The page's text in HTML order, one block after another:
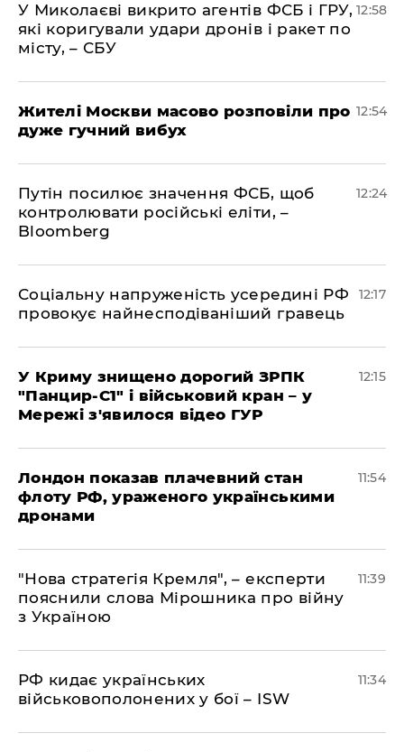
У Миколаєві викрито агентів ФСБ і ГРУ,
які коригували удари дронів і ракет по
місту, – СБУ
12:58
Жителі Москви масово розповіли про
дуже гучний вибух
12:54
Путін посилює значення ФСБ, щоб
контролювати російські еліти, –
Bloomberg
12:24
Соціальну напруженість усередині РФ
провокує найнесподіваніший гравець
12:17
У Криму знищено дорогий ЗРПК
"Панцир-С1" і військовий кран – у
Мережі з'явилося відео ГУР
12:15
Лондон показав плачевний стан
флоту РФ, ураженого українськими
дронами
11:54
"Нова стратегія Кремля", – експерти
пояснили слова Мірошника про війну
з Україною
11:39
РФ кидає українських
військовополонених у бої – ISW
11:34